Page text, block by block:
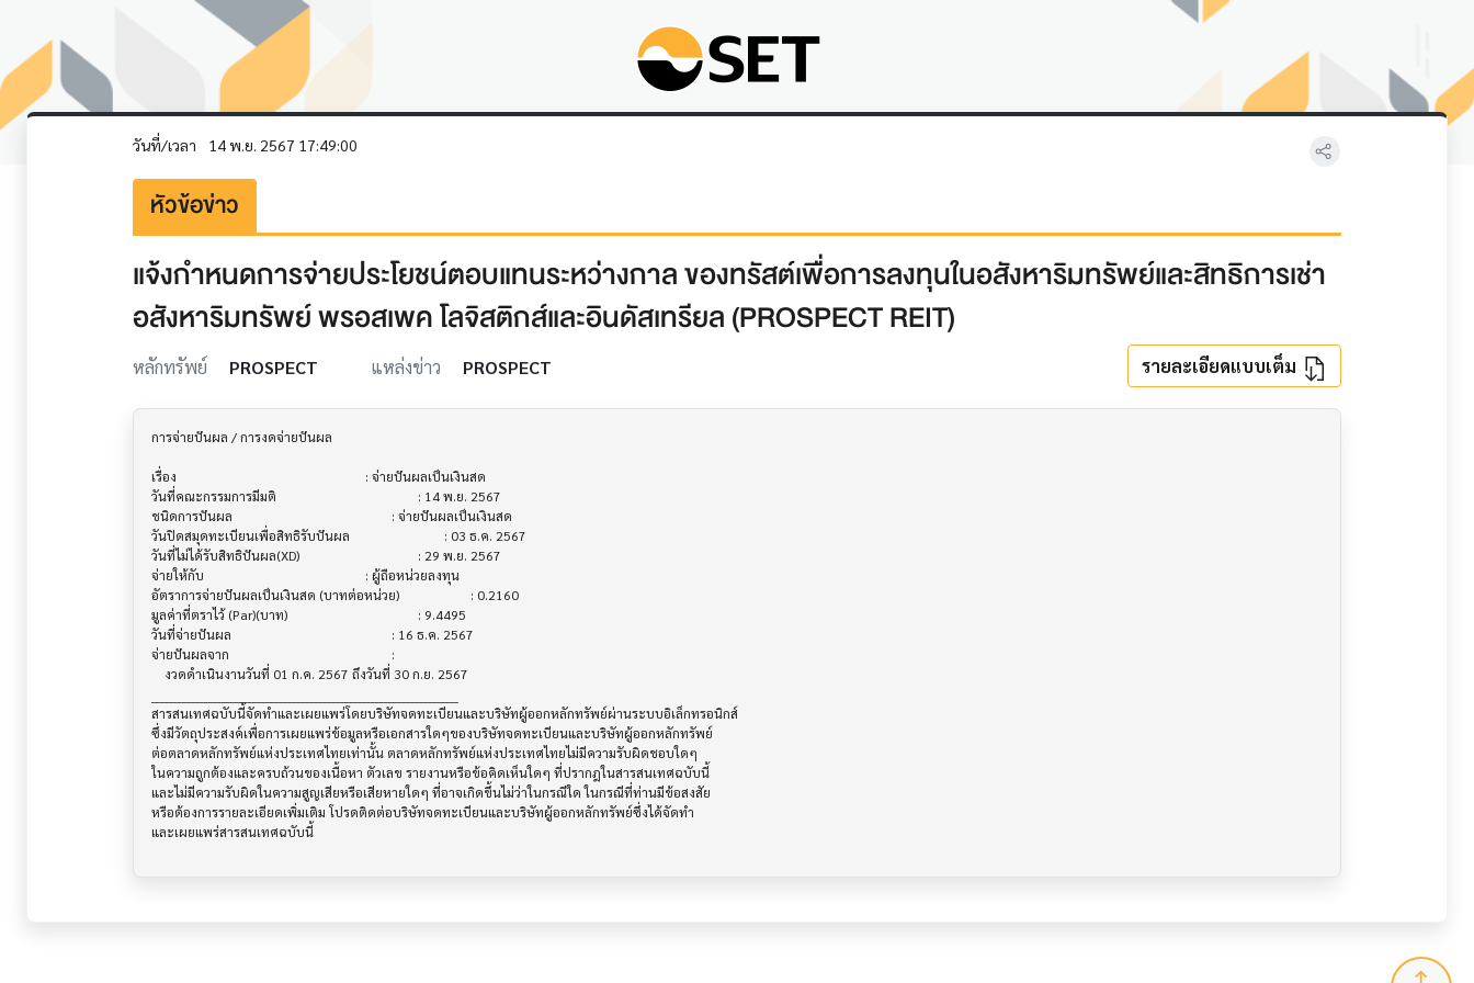
วันที่/เวลา 14 พ.ย. 2567 17:49:00
หัวข้อข่าว
แจ้งกำหนดการจ่ายประโยชน์ตอบแทนระหว่างกาล ของทรัสต์เพื่อการลงทุนในอสังหาริมทรัพย์และสิทธิการเช่า
อสังหาริมทรัพย์ พรอสเพค โลจิสติกส์และอินดัสเทรียล (PROSPECT REIT)
หลักทรัพย์ PROSPECT แหล่งข่าว PROSPECT รายละเอียดแบบเต็ม
การจ่ายปันผล / การงดจ่ายปันผล
เรื่อง                                  			 : จ่ายปันผลเป็นเงินสด
วันที่คณะกรรมการมีมติ                     			 : 14 พ.ย. 2567
ชนิดการปันผล                           			 : จ่ายปันผลเป็นเงินสด
วันปิดสมุดทะเบียนเพื่อสิทธิรับปันผล          			 : 03 ธ.ค. 2567
วันที่ไม่ได้รับสิทธิปันผล(XD)               			 : 29 พ.ย. 2567
จ่ายให้กับ                              			 : ผู้ถือหน่วยลงทุน
อัตราการจ่ายปันผลเป็นเงินสด (บาทต่อหน่วย) 			 : 0.2160
มูลค่าที่ตราไว้ (Par)(บาท)                 			 : 9.4495
วันที่จ่ายปันผล                          			 : 16 ธ.ค. 2567
จ่ายปันผลจาก                           			 :
สารสนเทศฉบับนี้จัดทำและเผยแพร่โดยบริษัทจดทะเบียนและบริษัทผู้ออกหลักทรัพย์ผ่านระบบอิเล็กทรอนิกส์
ซึ่งมีวัตถุประสงค์เพื่อการเผยแพร่ข้อมูลหรือเอกสารใดๆของบริษัทจดทะเบียนและบริษัทผู้ออกหลักทรัพย์
ต่อตลาดหลักทรัพย์แห่งประเทศไทยเท่านั้น ตลาดหลักทรัพย์แห่งประเทศไทยไม่มีความรับผิดชอบใดๆ
ในความถูกต้องและครบถ้วนของเนื้อหา ตัวเลข รายงานหรือข้อคิดเห็นใดๆ ที่ปรากฎในสารสนเทศฉบับนี้
และไม่มีความรับผิดในความสูญเสียหรือเสียหายใดๆ ที่อาจเกิดขึ้นไม่ว่าในกรณีใด ในกรณีที่ท่านมีข้อสงสัย
หรือต้องการรายละเอียดเพิ่มเติม โปรดติดต่อบริษัทจดทะเบียนและบริษัทผู้ออกหลักทรัพย์ซึ่งได้จัดทำ